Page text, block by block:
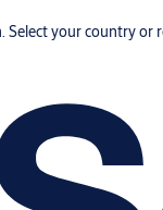
your country or